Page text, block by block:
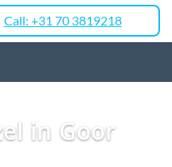
Call: +31 70 3819218
in Goor